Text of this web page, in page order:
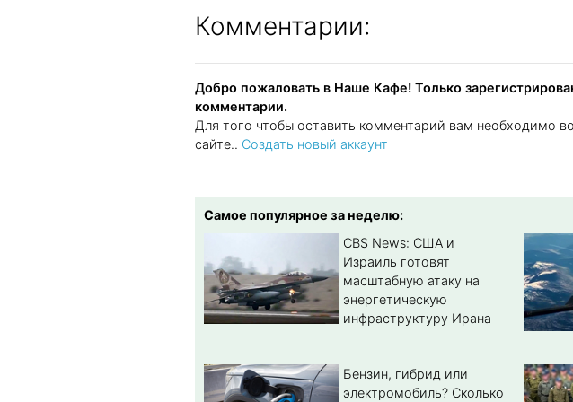
Комментарии:
Добро пожаловать в Наше Кафе! Только
комментарии.
Для того чтобы оставить комментарий вам необходимо
сайте.. Создать новый аккаунт
Самое популярное за неделю:
CBS News: США и
Израиль готовят
масштабную атаку на
энергетическую
инфраструктуру Ирана
Бензин, гибрид или
электромобиль? Cколько